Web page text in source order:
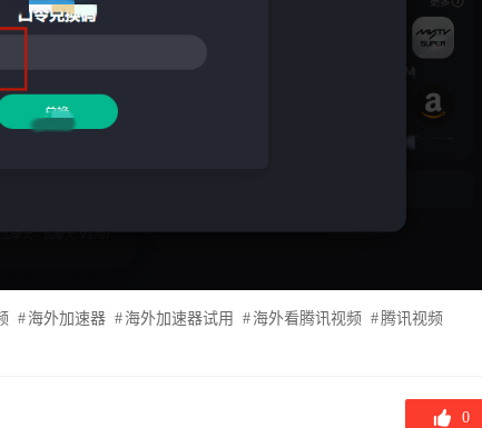
海外加速器 海外加速器试用 海外看腾讯视频
腾讯视频
0